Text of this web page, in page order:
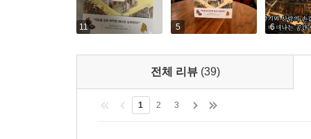
11 5 6
전체 리뷰 (39)
1 2 3